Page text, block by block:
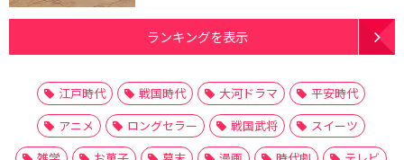
ランキングを表示
江戸時代 戦国時代 大河ドラマ
平安時代
アニメ
ロングセラー 戦国武将
スイーツ